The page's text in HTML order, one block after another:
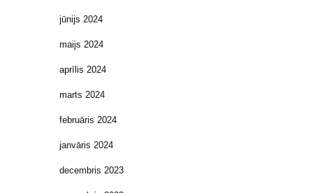
jūnijs 2024
maijs 2024
aprīlis 2024
marts 2024
februāris 2024
janvāris 2024
decembris 2023